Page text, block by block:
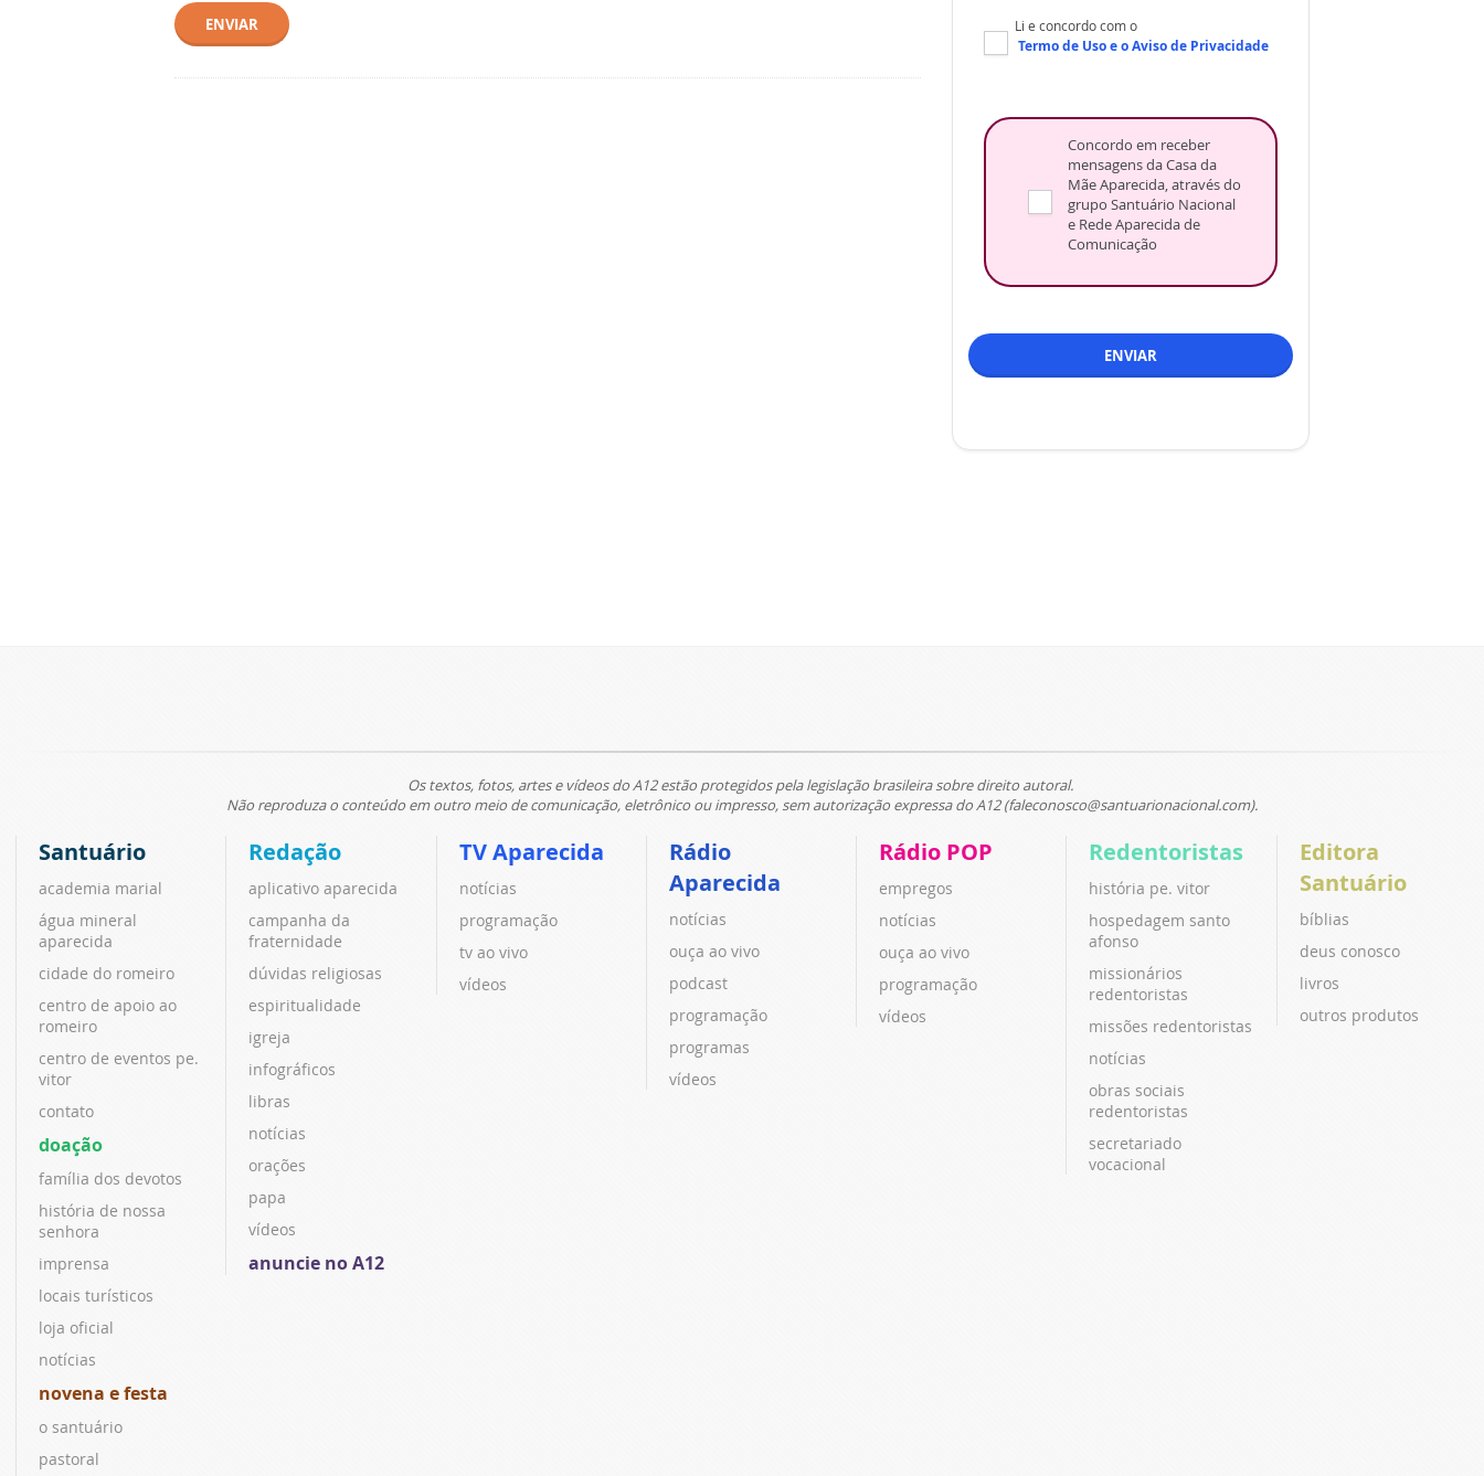
ENVIAR
Li e concordo com o
Termo de Usoe oAviso de Privacidade
Concordo em receber
mensagens da Casa da
Mãe Aparecida, através do
grupo Santuário Nacional
e Rede Aparecida de
Comunicação
ENVIAR
Os textos, fotos, artes e vídeos do A12 estão protegidos pela legislação brasileira sobre direito autoral.
Não reproduza o conteúdo em outro meio de comunicação, eletrônico ou impresso, sem autorização expressa do A12 (faleconosco@santuarionacional.com).
Santuário
academia marial
água mineral
aparecida
cidade do romeiro
centro de apoio ao
romeiro
centro de eventos pe.
vitor
contato
doação
família dos devotos
história de nossa
senhora
imprensa
locais turísticos
loja oficial
notícias
novena e festa
o santuário
pastoral
Redação
aplicativo aparecida
campanha da
fraternidade
dúvidas religiosas
espiritualidade
igreja
infográficos
libras
notícias
orações
papa
vídeos
anuncie no A12
TV Aparecida
notícias
programação
tv ao vivo
vídeos
Rádio
Aparecida
notícias
ouça ao vivo
podcast
programação
programas
vídeos
Rádio POP
empregos
notícias
ouça ao vivo
programação
vídeos
Redentoristas
história pe. vitor
hospedagem santo
afonso
missionários
redentoristas
missões redentoristas
notícias
obras sociais
redentoristas
secretariado
vocacional
Editora
Santuário
bíblias
deus conosco
livros
outros produtos